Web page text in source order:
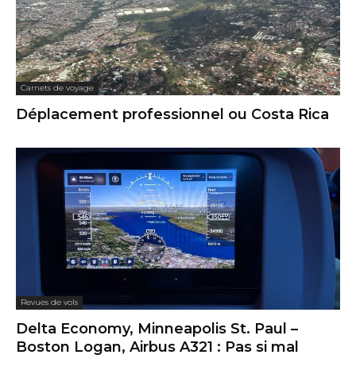
Carnets de voyage
Déplacement professionnel ou Costa Rica
Revues de vols
Delta Economy, Minneapolis St. Paul –
Boston Logan, Airbus A321 : Pas si mal